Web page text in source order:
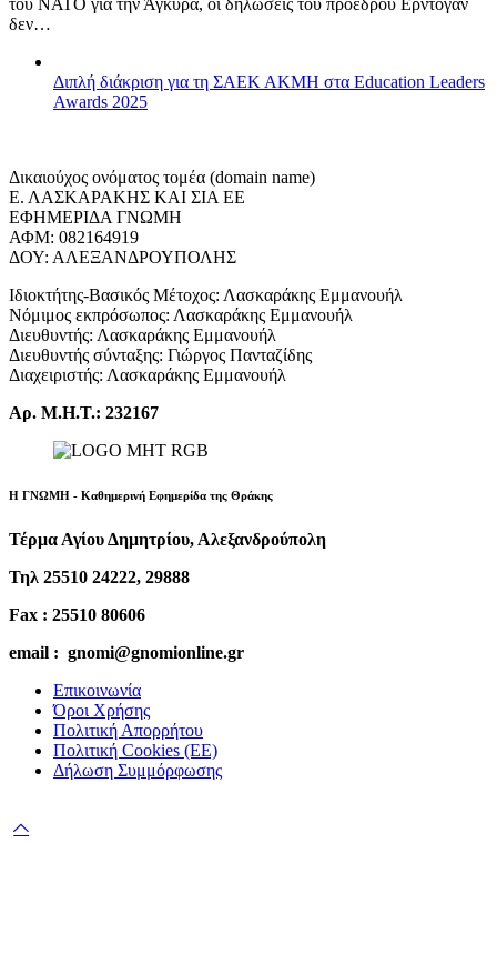
δεν…
Διπλή διάκριση για τη ΣΑΕΚ ΑΚΜΗ στα Education Leaders
Awards 2025
Δικαιούχος ονόματος τομέα (domain name)
Ε. ΛΑΣΚΑΡΑΚΗΣ ΚΑΙ ΣΙΑ ΕΕ
ΕΦΗΜΕΡΙΔΑ ΓΝΩΜΗ
ΑΦΜ: 082164919
ΔΟΥ: ΑΛΕΞΑΝΔΡΟΥΠΟΛΗΣ
Ιδιοκτήτης-Βασικός Μέτοχος: Λασκαράκης Εμμανουήλ
Νόμιμος εκπρόσωπος: Λασκαράκης Εμμανουήλ
Διευθυντής: Λασκαράκης Εμμανουήλ
Διευθυντής σύνταξης: Γιώργος Πανταζίδης
Διαχειριστής: Λασκαράκης Εμμανουήλ
Αρ. Μ.Η.Τ.: 232167
Η ΓΝΩΜΗ - Καθημερινή Εφημερίδα της Θράκης
Τέρμα Αγίου Δημητρίου, Αλεξανδρούπολη
Τηλ 25510 24222, 29888
Fax : 25510 80606
email : gnomi@gnomionline.gr
Επικοινωνία
Όροι Χρήσης
Πολιτική Απορρήτου
Πολιτική Cookies (ΕΕ)
Δήλωση Συμμόρφωσης